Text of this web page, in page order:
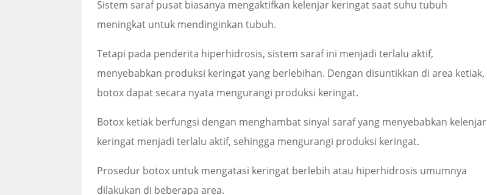
Sistem saraf pusat biasanya mengaktifkan kelenjar keringat saat suhu tubuh
meningkat untuk mendinginkan tubuh.
Tetapi pada penderita hiperhidrosis, sistem saraf ini menjadi terlalu aktif,
menyebabkan produksi keringat yang berlebihan. Dengan disuntikkan di area ketiak,
botox dapat secara nyata mengurangi produksi keringat.
Botox ketiak berfungsi dengan menghambat sinyal saraf yang menyebabkan kelenjar
keringat menjadi terlalu aktif, sehingga mengurangi produksi keringat.
Prosedur botox untuk mengatasi keringat berlebih atau hiperhidrosis umumnya
dilakukan di beberapa area.